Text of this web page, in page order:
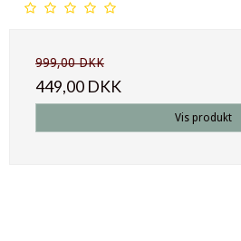
999,00 DKK
449,00 DKK
Vis produkt